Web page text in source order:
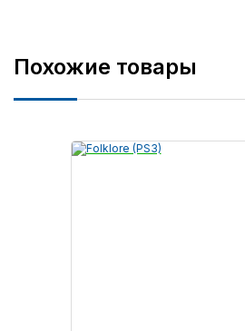
Похожие товары